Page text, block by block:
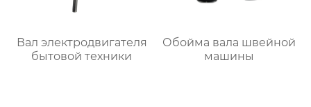
Вал электродвигателя
бытовой техники
Обойма вала швейной
машины